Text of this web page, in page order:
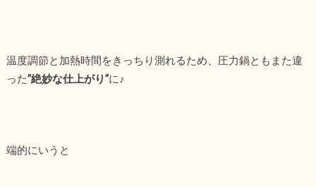
温度調節と加熱時間をきっちり測れるため、圧力鍋ともまた違
った”絶妙な仕上がり”に♪
端的にいうと